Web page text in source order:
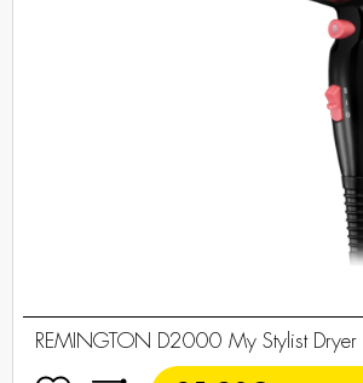
REMINGTON D2000 My Stylist Dryer